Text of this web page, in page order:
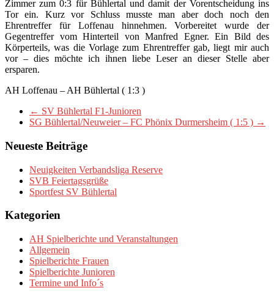
Zimmer zum 0:3 für Bühlertal und damit der Vorentscheidung ins
Tor ein. Kurz vor Schluss musste man aber doch noch den
Ehrentreffer für Loffenau hinnehmen. Vorbereitet wurde der
Gegentreffer vom Hinterteil von Manfred Egner. Ein Bild des
Körperteils, was die Vorlage zum Ehrentreffer gab, liegt mir auch
vor – dies möchte ich ihnen liebe Leser an dieser Stelle aber
ersparen.
AH Loffenau – AH Bühlertal ( 1:3 )
← SV Bühlertal F1-Junioren
SG Bühlertal/Neuweier – FC Phönix Durmersheim ( 1:5 ) →
Neueste Beiträge
Neuigkeiten Verbandsliga Reserve
SVB Feiertagsgrüße
Sportfest SV Bühlertal
Kategorien
AH Spielberichte und Veranstaltungen
Allgemein
Spielberichte Frauen
Spielberichte Junioren
Termine und Info´s